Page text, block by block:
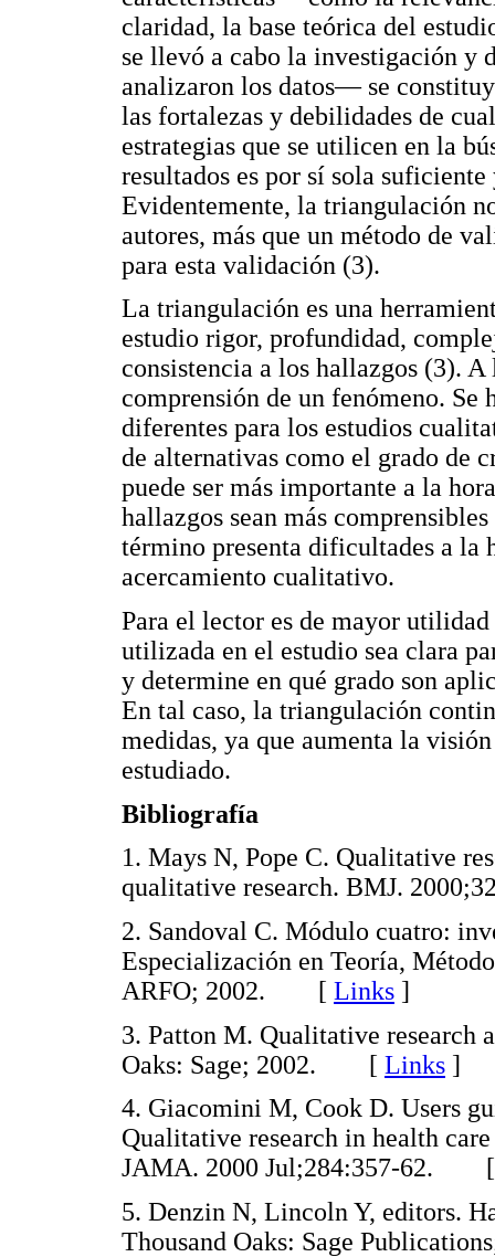
claridad, la base teórica del
se llevó a cabo la investigación y
analizaron los datos— se
las fortalezas y debilidades de
estrategias que se utilicen en la
resultados es por sí sola
Evidentemente, la triangulación
autores, más que un método de
para esta validación (3).
La triangulación es una
estudio rigor, profundidad,
consistencia a los hallazgos (3).
comprensión de un fenómeno. Se
diferentes para los estudios
de alternativas como el grado de
puede ser más importante a la
hallazgos sean más
término presenta dificultades a la
acercamiento cualitativo.
Para el lector es de mayor
utilizada en el estudio sea clara
y determine en qué grado son
En tal caso, la triangulación
medidas, ya que aumenta la
estudiado.
Bibliografía
1. Mays N, Pope C. Qualitative
qualitative research. BMJ.
2. Sandoval C. Módulo cuatro:
Especialización en Teoría,
ARFO; 2002. [ Links ]
3. Patton M. Qualitative research
Oaks: Sage; 2002. [ Links ]
4. Giacomini M, Cook D. Users
Qualitative research in health
JAMA. 2000 Jul;284:357-62.
5. Denzin N, Lincoln Y, editors.
Thousand Oaks: Sage